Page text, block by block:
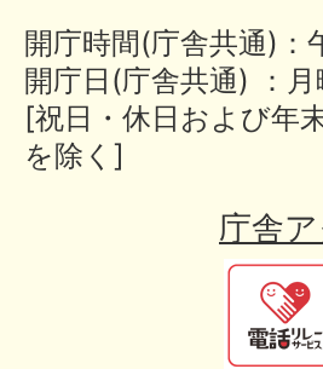
開庁時間(庁舎共通)
開庁日(庁舎共通) ：
[祝日・休日および年
を除く]
庁舎